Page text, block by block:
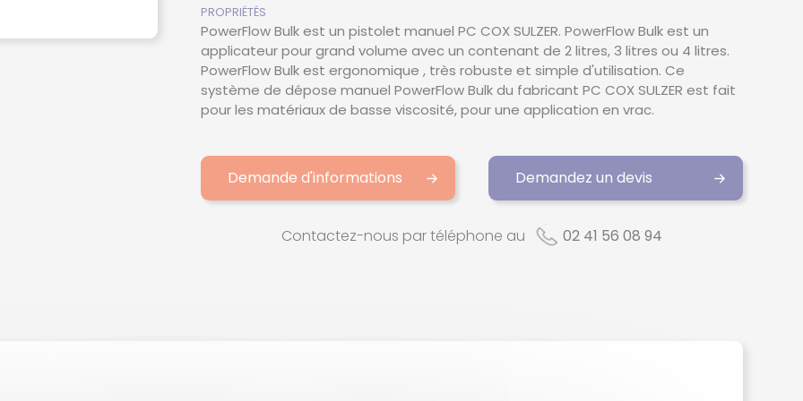
PROPRIÉTÉS
PowerFlow Bulk est un pistolet manuel PC COX SULZER. PowerFlow Bulk est un
applicateur pour grand volume avec un contenant de 2 litres, 3 litres ou 4 litres.
PowerFlow Bulk est ergonomique , très robuste et simple d'utilisation. Ce
système de dépose manuel PowerFlow Bulk du fabricant PC COX SULZER est fait
pour les matériaux de basse viscosité, pour une application en vrac.
Demande d'informations Demandez un devis
Contactez-nous par téléphone au 02 41 56 08 94